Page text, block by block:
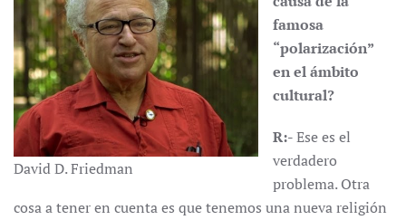
David D. Friedman
famosa
“polarización”
en el ámbito
cultural?
R:-Ese es el
verdadero
problema. Otra
cosa a tener en cuenta es que tenemos una nueva religión